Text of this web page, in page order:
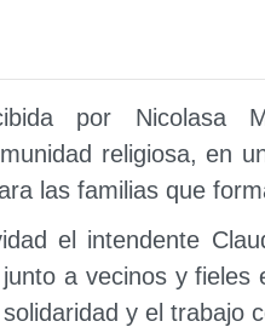
por Nicolasa
religiosa, en
las familias que
el intendente
a vecinos y
y el trabajo